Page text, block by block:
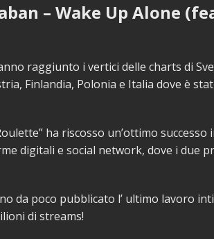
– Wake Up Alone
raggiunto i vertici delle charts di
Finlandia, Polonia e Italia dove è
ha riscosso un’ottimo
digitali e social network, dove i due
da poco pubblicato l’ ultimo lavoro
di streams!